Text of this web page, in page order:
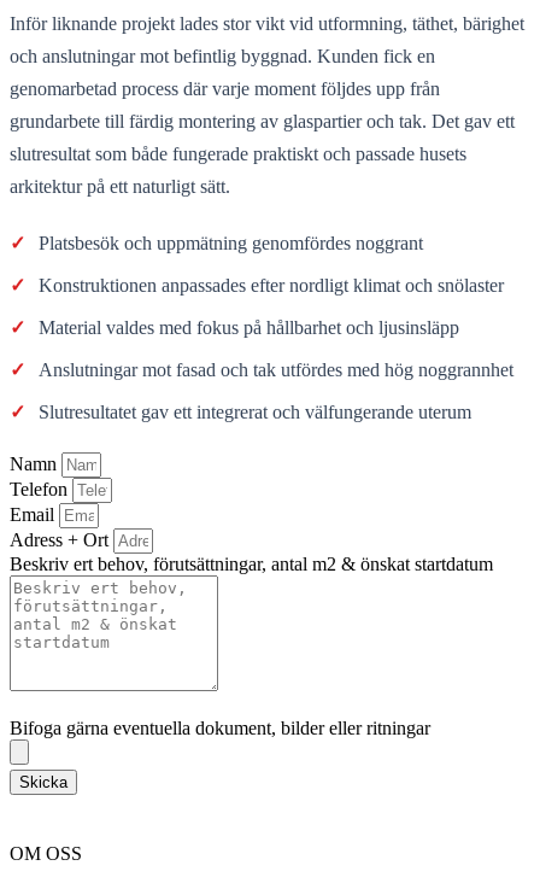
Inför liknande projekt lades stor vikt vid utformning, täthet, bärighet
och anslutningar mot befintlig byggnad. Kunden fick en
genomarbetad process där varje moment följdes upp från
grundarbete till färdig montering av glaspartier och tak. Det gav ett
slutresultat som både fungerade praktiskt och passade husets
arkitektur på ett naturligt sätt.
✓ Platsbesök och uppmätning genomfördes noggrant
✓ Konstruktionen anpassades efter nordligt klimat och snölaster
✓ Material valdes med fokus på hållbarhet och ljusinsläpp
✓ Anslutningar mot fasad och tak utfördes med hög noggrannhet
✓ Slutresultatet gav ett integrerat och välfungerande uterum
Namn
Telefon
Email
Adress + Ort
Beskriv ert behov, förutsättningar, antal m2 & önskat startdatum
Bifoga gärna eventuella dokument, bilder eller ritningar
Skicka
OM OSS